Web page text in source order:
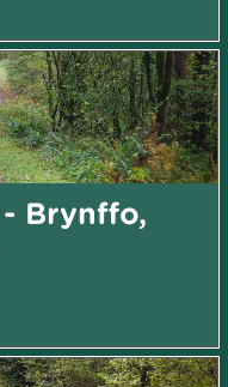
Brynffo,